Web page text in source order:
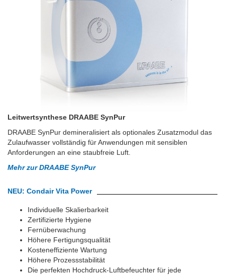
Leitwertsynthese DRAABE SynPur
DRAABE SynPur demineralisiert als optionales Zusatzmodul das
Zulaufwasser vollständig für Anwendungen mit sensiblen
Anforderungen an eine staubfreie Luft.
Mehr zur DRAABE SynPur
NEU: Condair Vita Power
Individuelle Skalierbarkeit
Zertifizierte Hygiene
Fernüberwachung
Höhere Fertigungsqualität
Kosteneffiziente Wartung
Höhere Prozessstabilität
Die perfekten Hochdruck-Luftbefeuchter für jede